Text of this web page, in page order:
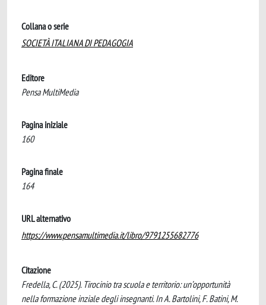
Collana o serie
SOCIETÀ ITALIANA DI PEDAGOGIA
Editore
Pensa MultiMedia
Pagina iniziale
160
Pagina finale
164
URL alternativo
https://www.pensamultimedia.it/libro/9791255682776
Citazione
Fredella, C. (2025). Tirocinio tra scuola e territorio: un’opportunità
nella formazione inziale degli insegnanti. In A. Bartolini, F. Batini, M.